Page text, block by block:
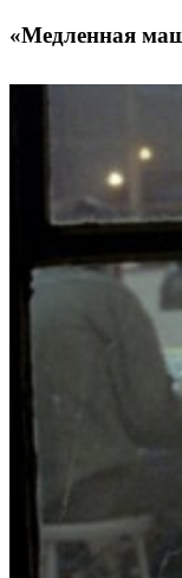
«Медленная